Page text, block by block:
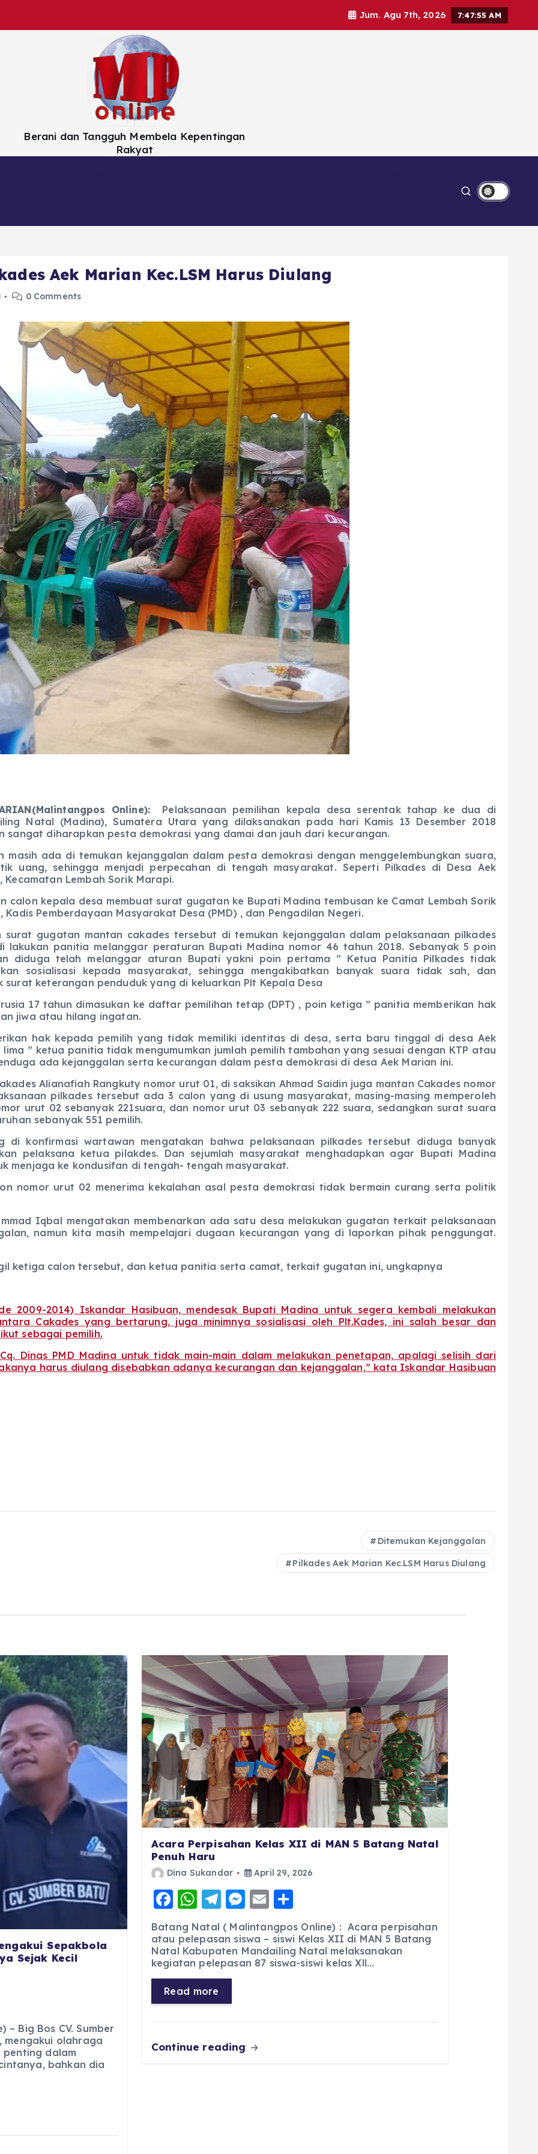
Jum. Agu 7th, 2026 7:47:56 AM
Berani dan Tangguh Membela Kepentingan
Rakyat
Aek Marian Kec.LSM Harus Diulang
0 Comments
Online): Pelaksanaan pemilihan kepala desa serentak tahap ke dua di
Natal (Madina), Sumatera Utara yang dilaksanakan pada hari Kamis 13 Desember 2018
sangat diharapkan pesta demokrasi yang damai dan jauh dari kecurangan.
masih ada di temukan kejanggalan dalam pesta demokrasi dengan menggelembungkan suara,
uang, sehingga menjadi perpecahan di tengah masyarakat. Seperti Pilkades di Desa Aek
Kecamatan Lembah Sorik Marapi.
calon kepala desa membuat surat gugatan ke Bupati Madina tembusan ke Camat Lembah Sorik
Kadis Pemberdayaan Masyarakat Desa (PMD) , dan Pengadilan Negeri.
surat gugatan mantan cakades tersebut di temukan kejanggalan dalam pelaksanaan pilkades
lakukan panitia melanggar peraturan Bupati Madina nomor 46 tahun 2018. Sebanyak 5 poin
diduga telah melanggar aturan Bupati yakni poin pertama ” Ketua Panitia Pilkades tidak
sosialisasi kepada masyarakat, sehingga mengakibatkan banyak suara tidak sah, dan
surat keterangan penduduk yang di keluarkan Plt Kepala Desa
17 tahun dimasukan ke daftar pemilihan tetap (DPT) , poin ketiga ” panitia memberikan hak
jiwa atau hilang ingatan.
hak kepada pemilih yang tidak memiliki identitas di desa, serta baru tinggal di desa Aek
” ketua panitia tidak mengumumkan jumlah pemilih tambahan yang sesuai dengan KTP atau
ada kejanggalan serta kecurangan dalam pesta demokrasi di desa Aek Marian ini.
Alianafiah Rangkuty nomor urut 01, di saksikan Ahmad Saidin juga mantan Cakades nomor
pilkades tersebut ada 3 calon yang di usung masyarakat, masing-masing memperoleh
urut 02 sebanyak 221suara, dan nomor urut 03 sebanyak 222 suara, sedangkan surat suara
sebanyak 551 pemilih.
di konfirmasi wartawan mengatakan bahwa pelaksanaan pilkades tersebut diduga banyak
pelaksana ketua pilakdes. Dan sejumlah masyarakat menghadapkan agar Bupati Madina
menjaga ke kondusifan di tengah- tengah masyarakat.
nomor urut 02 menerima kekalahan asal pesta demokrasi tidak bermain curang serta politik
Iqbal mengatakan membenarkan ada satu desa melakukan gugatan terkait pelaksanaan
namun kita masih mempelajari dugaan kecurangan yang di laporkan pihak penggungat.
ketiga calon tersebut, dan ketua panitia serta camat, terkait gugatan ini, ungkapnya
2009-2014) Iskandar Hasibuan, mendesak Bupati Madina untuk segera kembali melakukan
Cakades yang bertarung, juga minimnya sosialisasi oleh Plt.Kades, ini salah besar dan
sebagai pemilih.
PMD Madina untuk tidak main-main dalam melakukan penetapan, apalagi selisih dari
harus diulang disebabkan adanya kecurangan dan kejanggalan,” kata Iskandar Hasibuan
Ditemukan Kejanggalan
Pilkades Aek Marian Kec.LSM Harus Diulang
Sepakbola
Sejak Kecil
– Big Bos CV. Sumber
mengakui olahraga
penting dalam
bahkan dia
Acara Perpisahan Kelas XII di MAN 5 Batang Natal
Penuh Haru
Dina Sukandar April 29, 2026
F
c
e
b
o
W
h
a
ts
A
p
T
el
e
g
r
M
e
ss
e
E
ai
l
h
a
re
Batang Natal ( Malintangpos Online) : Acara perpisahan
atau pelepasan siswa – siswi Kelas XII di MAN 5 Batang
Natal Kabupaten Mandailing Natal melaksanakan
kegiatan pelepasan 87 siswa-siswi kelas Xll…
Read more
Continue reading